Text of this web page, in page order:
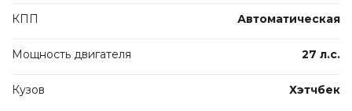
КПП Автоматическая
Мощность двигателя 27 л.с.
Кузов Хэтчбек